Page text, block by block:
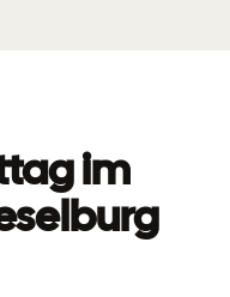
im